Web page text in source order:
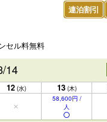
連泊割引
セル料無料
14
12 (水) 13 (木)
58,600円 /
人